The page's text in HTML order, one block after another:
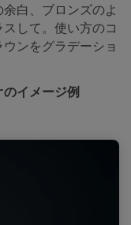
白、ブロンズのよ
して。使い方のコ
ンをグラデーショ
イメージ例